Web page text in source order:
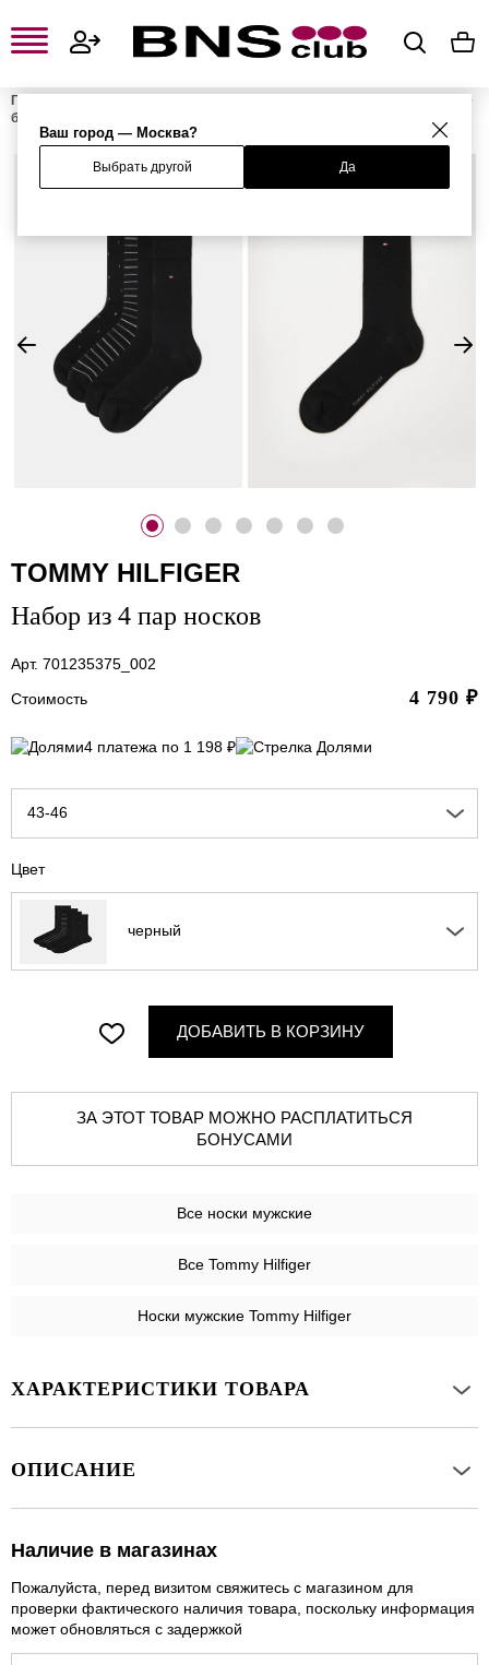
Ваш город — Москва?
Выбрать другой Да
Главная
Мужское нижнее
белье
TOMMY HILFIGER
Набор из 4 пар носков
Арт. 701235375_002
Стоимость
4 790 ₽
4 платежа по 1 198 ₽
43-46
Цвет
черный
ДОБАВИТЬ В КОРЗИНУ
ЗА ЭТОТ ТОВАР МОЖНО РАСПЛАТИТЬСЯ
БОНУСАМИ
Все носки мужские
Все Tommy Hilfiger
Носки мужские Tommy Hilfiger
ХАРАКТЕРИСТИКИ ТОВАРА
ОПИСАНИЕ
Наличие в магазинах
Пожалуйста, перед визитом свяжитесь с магазином для
проверки фактического наличия товара, поскольку информация
может обновляться с задержкой